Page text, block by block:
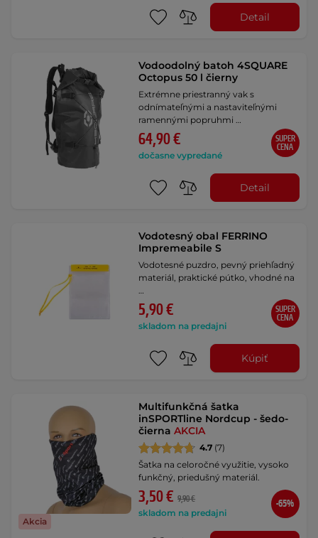
Detail
Vodoodolný batoh 4SQUARE
Octopus 50 l čierny
Extrémne priestranný vak s
odnímateľnými a nastaviteľnými
ramennými popruhmi …
64,90 €
dočasne vypredané
SUPER
CENA
Detail
Vodotesný obal FERRINO
Impremeabile S
Vodotesné puzdro, pevný priehľadný
materiál, praktické pútko, vhodné na
…
5,90 €
skladom na predajni
SUPER
CENA
Kúpiť
Akcia
Multifunkčná šatka
inSPORTline Nordcup - šedo-
čiernaAKCIA
4.7 (7)
Šatka na celoročné využitie, vysoko
funkčný, priedušný materiál.
3,50 € 9,90 €
skladom na predajni
-65%